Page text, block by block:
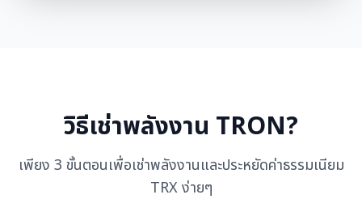
วิธีเช่าพลังงาน TRON?
เพียง 3 ขั้นตอนเพื่อเช่าพลังงานและประหยัดค่าธรรมเนียม
TRX ง่ายๆ